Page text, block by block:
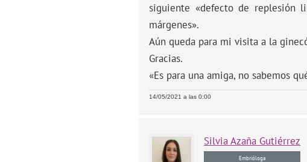
siguiente «defecto de replesión
márgenes».
Aún queda para mi visita a la
Gracias.
«Es para una amiga, no sabemos
14/05/2021 a las 0:00
SilviaAzaña Gutiérrez
Embrióloga